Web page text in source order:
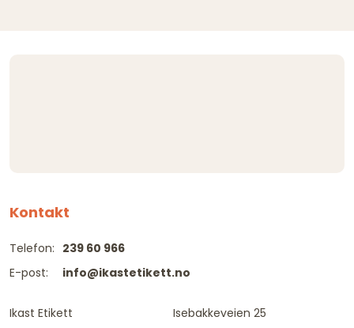
Kontakt
Telefon:
E-post:
239 60 966
info@ikastetikett.no
Ikast Etikett
Isebakkeveien 25